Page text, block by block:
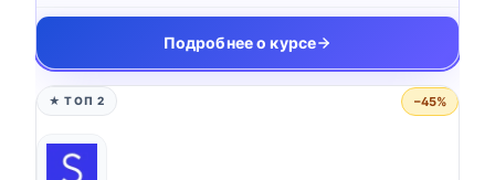
Подробнее о курсе
★ ТОП 2 −45%